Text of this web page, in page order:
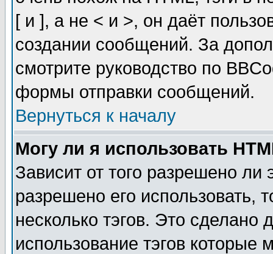
[ и ], а не < и >, он даёт
создании сообщений. За
смотрите руководство по
формы отправки сообщений.
Вернуться к началу
Могу ли я использовать
Зависит от того разрешено
разрешено его использовать,
несколько тэгов. Это сделано
использование тэгов